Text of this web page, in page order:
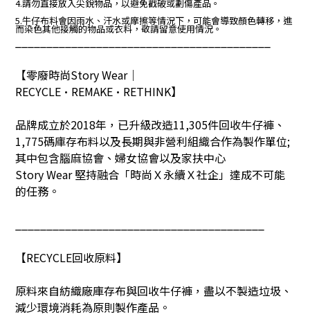
4.請勿直接放入尖銳物品，以避免戳破或劃傷產品。
5.牛仔布料會因雨水、汗水或摩擦等情況下，可能會導致顏色轉移，進
而染色其他接觸的物品或衣料，敬請留意使用情況。
【零廢時尚Story Wear｜
RECYCLE•REMAKE•RETHINK】
品牌成立於2018年，已升級改造11,305件回收牛仔褲、
1,775碼庫存布料以及長期與非營利組織合作為製作單位;
其中包含腦麻協會、婦女協會以及家扶中心
Story Wear堅持融合「時尚Ｘ永續Ｘ社企」達成不可能
的任務。
【RECYCLE回收原料】
原料來自紡織廠庫存布與回收牛仔褲，盡以不製造垃圾、
減少環境消耗為原則製作產品。